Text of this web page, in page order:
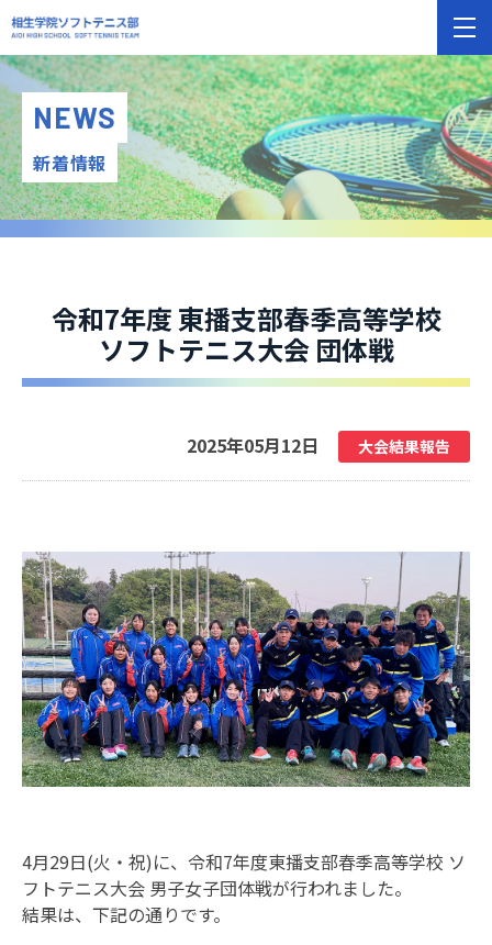
NEWS
新着情報
令和7年度 東播支部春季高等学校
ソフトテニス大会 団体戦
2025年05月12日 大会結果報告
4月29日(火・祝)に、令和7年度東播支部春季高等学校 ソ
フトテニス大会 男子女子団体戦が行われました。
結果は、下記の通りです。